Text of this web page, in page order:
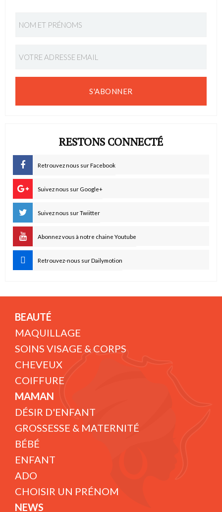
S'ABONNER
RESTONS CONNECTÉ
Retrouvez nous sur Facebook
Suivez nous sur Google+
Suivez nous sur Twiitter
Abonnez vous à notre chaine Youtube
Retrouvez-nous sur Dailymotion
BEAUTÉ
MAQUILLAGE
SOINS VISAGE & CORPS
CHEVEUX
COIFFURE
MAMAN
DÉSIR D'ENFANT
GROSSESSE & MATERNITÉ
BÉBÉ
ENFANT
ADO
CHOISIR UN PRÉNOM
NEWS